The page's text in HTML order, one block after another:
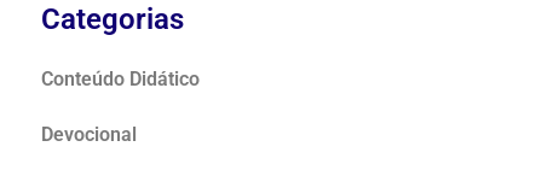
Categorias
Conteúdo Didático
Devocional